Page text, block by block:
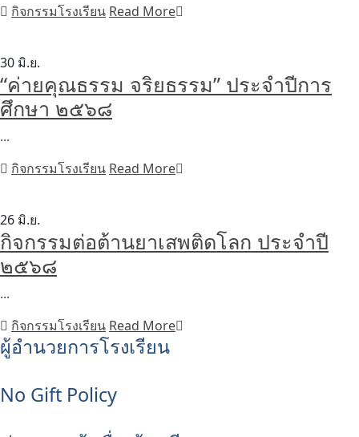
กิจกรรมโรงเรียน Read More
30 มิ.ย.
“ค่ายคุณธรรม จริยธรรม” ประจำปีการ
ศึกษา ๒๕๖๘
...
กิจกรรมโรงเรียน Read More
26 มิ.ย.
กิจกรรมต่อต้านยาเสพติดโลก ประจำปี
๒๕๖๘
...
กิจกรรมโรงเรียน Read More
ผู้อำนวยการโรงเรียน
No Gift Policy